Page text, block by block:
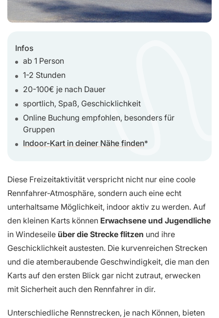
Infos
ab 1 Person
1-2 Stunden
20-100€ je nach Dauer
sportlich, Spaß, Geschicklichkeit
Online Buchung empfohlen, besonders für
Gruppen
Indoor-Kart in deiner Nähe finden
Diese Freizeitaktivität verspricht nicht nur eine coole
Rennfahrer-Atmosphäre, sondern auch eine echt
unterhaltsame Möglichkeit, indoor aktiv zu werden. Auf
den kleinen Karts können Erwachsene und Jugendliche
in Windeseile über die Strecke flitzen und ihre
Geschicklichkeit austesten. Die kurvenreichen Strecken
und die atemberaubende Geschwindigkeit, die man den
Karts auf den ersten Blick gar nicht zutraut, erwecken
mit Sicherheit auch den Rennfahrer in dir.
Unterschiedliche Rennstrecken, je nach Können, bieten